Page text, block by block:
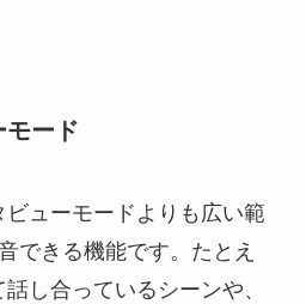
モード
ューモードよりも広い範
できる機能です。たとえ
し合っているシーンや、